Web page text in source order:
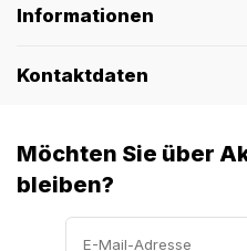
Informationen
Kontaktdaten
Möchten Sie über
bleiben?